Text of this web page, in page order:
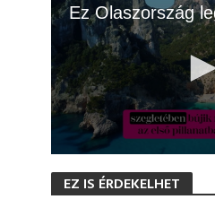
s EZ IS ÉRDEKELHET